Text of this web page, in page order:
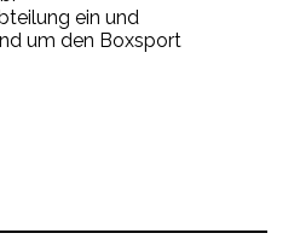
ein und
um den Boxsport